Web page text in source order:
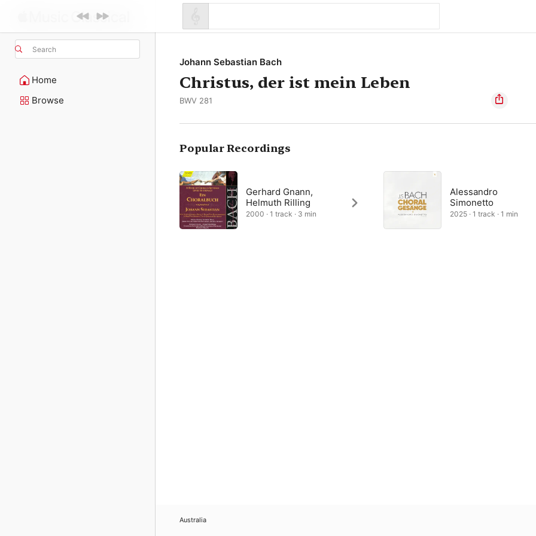
Search
Home
Browse
Johann Sebastian Bach
Christus, der ist mein Leben
BWV 281
Popular Recordings
Gerhard Gnann,
Helmuth Rilling
2000 · 1 track · 3 min
Alessandro
Simonetto
2025 · 1 track · 1 min
Australia